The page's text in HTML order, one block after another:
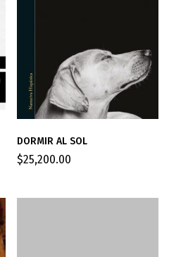
DORMIR AL SOL
$25,200.00